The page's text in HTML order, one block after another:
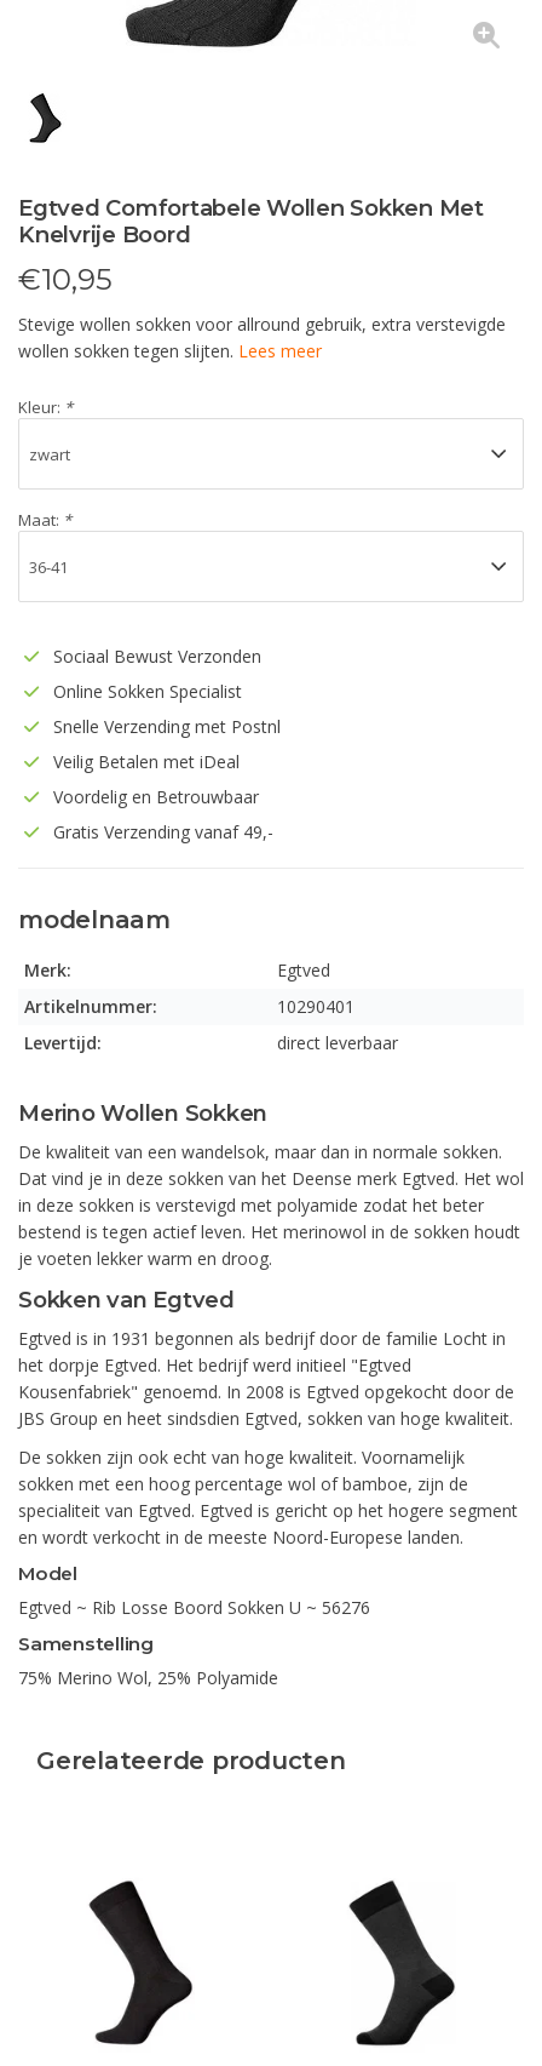
Egtved Comfortabele Wollen Sokken Met
Knelvrije Boord
€10,95
Stevige wollen sokken voor allround gebruik, extra verstevigde
wollen sokken tegen slijten. Lees meer
Kleur: *
Maat: *
Sociaal Bewust Verzonden
Online Sokken Specialist
Snelle Verzending met Postnl
Veilig Betalen met iDeal
Voordelig en Betrouwbaar
Gratis Verzending vanaf 49,-
modelnaam
Merk:
Egtved
Artikelnummer:
10290401
Levertijd:
direct leverbaar
Merino Wollen Sokken
De kwaliteit van een wandelsok, maar dan in normale sokken.
Dat vind je in deze sokken van het Deense merk Egtved. Het wol
in deze sokken is verstevigd met polyamide zodat het beter
bestend is tegen actief leven. Het merinowol in de sokken houdt
je voeten lekker warm en droog.
Sokken van Egtved
Egtved is in 1931 begonnen als bedrijf door de familie Locht in
het dorpje Egtved. Het bedrijf werd initieel "Egtved
Kousenfabriek" genoemd. In 2008 is Egtved opgekocht door de
JBS Group en heet sindsdien Egtved, sokken van hoge kwaliteit.
De sokken zijn ook echt van hoge kwaliteit. Voornamelijk
sokken met een hoog percentage wol of bamboe, zijn de
specialiteit van Egtved. Egtved is gericht op het hogere segment
en wordt verkocht in de meeste Noord-Europese landen.
Model
Egtved ~ Rib Losse Boord Sokken U ~ 56276
Samenstelling
75% Merino Wol, 25% Polyamide
Gerelateerde producten